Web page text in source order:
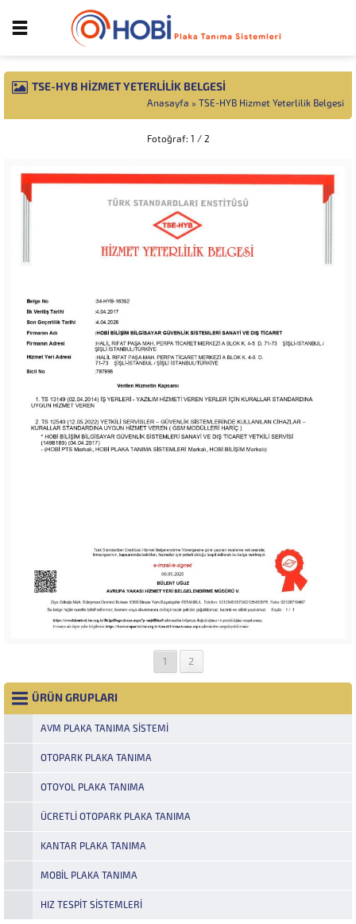
TSE-HYB HIZMET YETERLILIK BELGESI
Anasayfa » TSE-HYB Hizmet Yeterlilik Belgesi
Fotoğraf: 1 / 2
1 2
ÜRÜN GRUPLARI
AVM PLAKA TANIMA SISTEMI
OTOPARK PLAKA TANIMA
OTOYOL PLAKA TANIMA
ÜCRETLI OTOPARK PLAKA TANIMA
KANTAR PLAKA TANIMA
MOBIL PLAKA TANIMA
HIZ TESPIT SISTEMLERI